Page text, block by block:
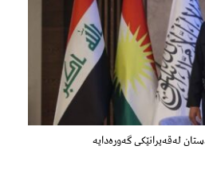
لەقەیرانێکی گەورەدایە